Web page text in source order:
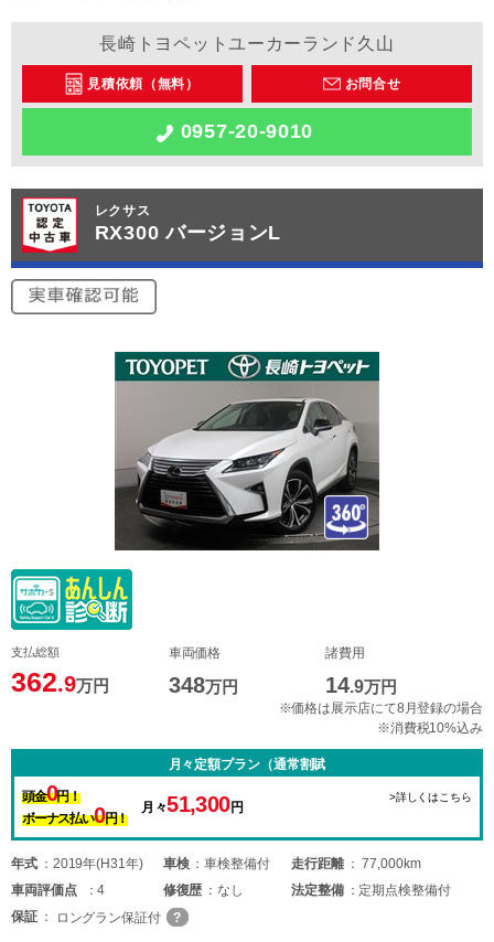
長崎トヨペットユーカーランド久山
見積依頼（無料） お問合せ
0957-20-9010
レクサス
RX300 バージョンL
支払総額
362.9万円
車両価格
348万円
諸費用
14.9万円
※価格は展示店にて8月登録の場合
※消費税10%込み
月々定額プラン（通常割賦
頭金0円！
ボーナス払い0円！
月々51,300円
>詳しくはこちら
年式 2019年(H31年) 車検 車検整備付 走行距離
77,000km
車両評価点 4 修復歴 なし 法定整備
定期点検整備付
保証
ロングラン保証付